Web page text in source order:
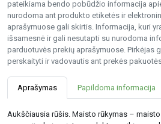
pateikiama bendo pobūdžio informacija
nurodoma ant produkto etiketės ir
aprašymuose gali skirtis. Informacija, kuri
išsamesnė ir gali nesutapti su nurodoma
parduotuvės prekių aprašymuose. Pirkėjas
perskaityti ir vadovautis ant prekės
Aprašymas Papildoma informacija
Aukščiausia rūšis. Maisto rūkymas –